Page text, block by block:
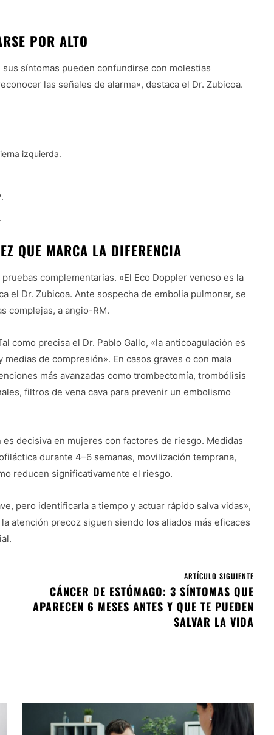
POR ALTO
síntomas pueden confundirse con molestias
las señales de alarma», destaca el Dr. Zubicoa.
izquierda.
QUE MARCA LA DIFERENCIA
complementarias. «El Eco Doppler venoso es la
el Dr. Zubicoa. Ante sospecha de embolia pulmonar, se
complejas, a angio-RM.
como precisa el Dr. Pablo Gallo, «la anticoagulación es
de compresión». En casos graves o con mala
más avanzadas como trombectomía, trombólisis
filtros de vena cava para prevenir un embolismo
decisiva en mujeres con factores de riesgo. Medidas
durante 4–6 semanas, movilización temprana,
reducen significativamente el riesgo.
pero identificarla a tiempo y actuar rápido salva vidas»,
atención precoz siguen siendo los aliados más eficaces
ARTÍCULO SIGUIENTE
CÁNCER DE ESTÓMAGO: 3 SÍNTOMAS QUE
APARECEN 6 MESES ANTES Y QUE TE PUEDEN
SALVAR LA VIDA